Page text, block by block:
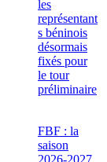
les
représentant
s béninois
désormais
fixés pour
le tour
préliminaire
FBF : la
saison
2026-2027